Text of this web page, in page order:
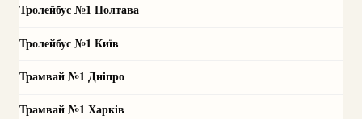
Тролейбус №1 Полтава
Тролейбус №1 Київ
Трамвай №1 Дніпро
Трамвай №1 Харків